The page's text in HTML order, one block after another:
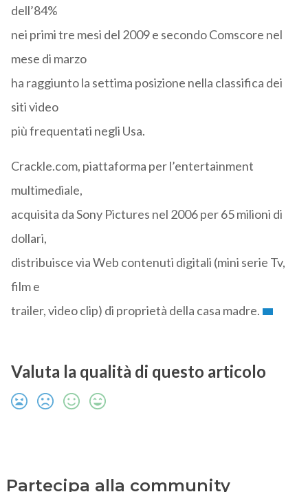
dell’84%
nei primi tre mesi del 2009 e secondo Comscore nel
mese di marzo
ha raggiunto la settima posizione nella classifica dei
siti video
più frequentati negli Usa.
Crackle.com, piattaforma per l’entertainment
multimediale,
acquisita da Sony Pictures nel 2006 per 65 milioni di
dollari,
distribuisce via Web contenuti digitali (mini serie Tv,
film e
trailer, video clip) di proprietà della casa madre.
Valuta la qualità di questo articolo
Partecipa alla community